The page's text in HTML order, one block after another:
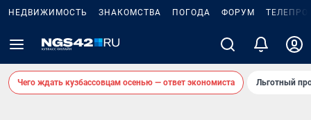
НЕДВИЖИМОСТЬ ЗНАКОМСТВА ПОГОДА ФОРУМ
Чего ждать кузбассовцам осенью — ответ экономиста Льготный